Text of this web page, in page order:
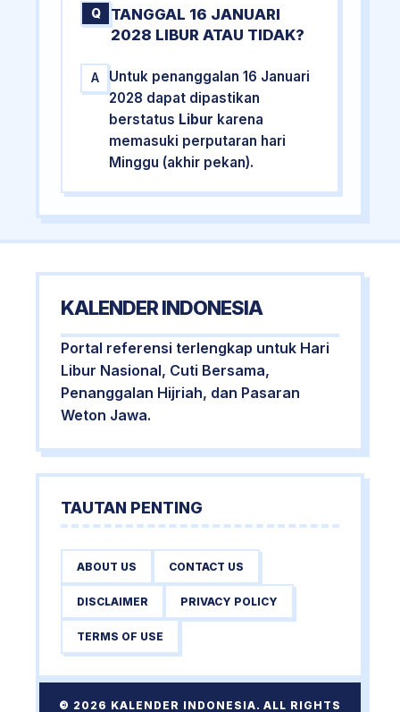
Q
TANGGAL 16 JANUARI
2028 LIBUR ATAU TIDAK?
A
Untuk penanggalan 16 Januari
2028 dapat dipastikan
berstatus Libur karena
memasuki perputaran hari
Minggu (akhir pekan).
KALENDER INDONESIA
Portal referensi terlengkap untuk Hari
Libur Nasional, Cuti Bersama,
Penanggalan Hijriah, dan Pasaran
Weton Jawa.
TAUTAN PENTING
ABOUT US CONTACT US
DISCLAIMER PRIVACY POLICY
TERMS OF USE
© 2026 KALENDER INDONESIA. ALL RIGHTS